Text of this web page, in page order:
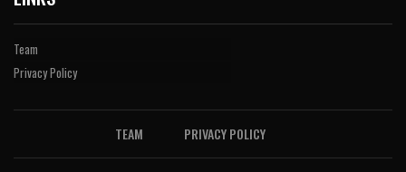
Team
Privacy Policy
TEAM PRIVACY POLICY